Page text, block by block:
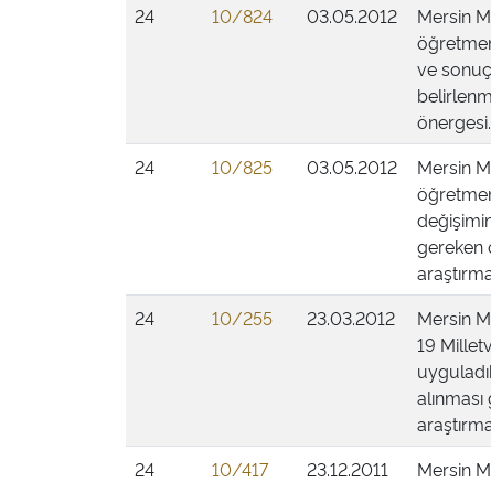
24
10/824 03.05.2012
Mersin
ve
önergesi.
24
10/825 03.05.2012
Mersin
gereken
24
10/255 23.03.2012
Mersin
19
24
10/417 23.12.2011
Mersin